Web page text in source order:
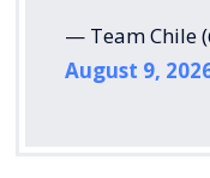
— Team Chile
August 9,